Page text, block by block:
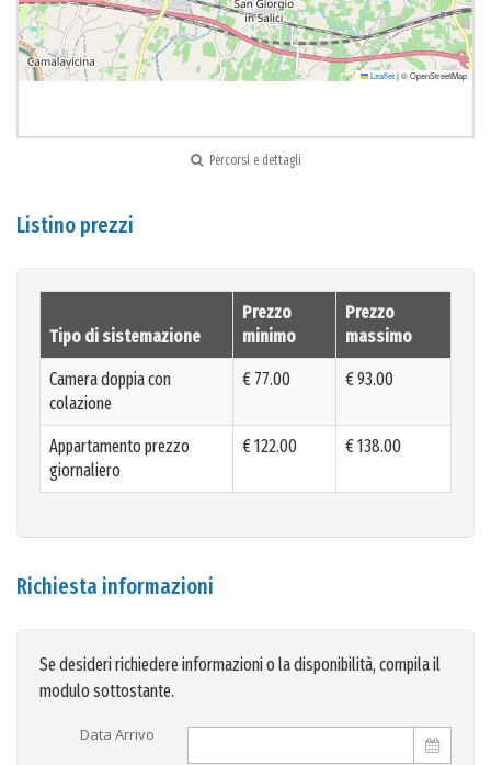
Leaflet|© OpenStreetMap
Percorsi e dettagli
Listino prezzi
Tipo di sistemazione
Prezzo
minimo
Prezzo
massimo
Camera doppia con
colazione
€ 77.00 € 93.00
Appartamento prezzo
giornaliero
€ 122.00 € 138.00
Richiesta informazioni
Se desideri richiedere informazioni o la disponibilità, compila il
modulo sottostante.
Data Arrivo